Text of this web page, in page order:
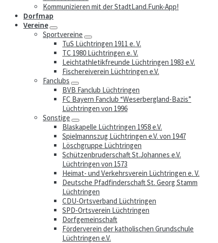
Kommunizieren mit der StadtLand.Funk-App!
Dorfmap
Vereine
Sportvereine
TuS Lüchtringen 1911 e. V.
TC 1980 Lüchtringen e. V.
Leichtathletikfreunde Lüchtringen 1983 e.V.
Fischereiverein Lüchtringen e.V.
Fanclubs
BVB Fanclub Lüchtringen
FC Bayern Fanclub “Weserbergland-Bazis”
Lüchtringen von 1996
Sonstige
Blaskapelle Lüchtringen 1958 e.V.
Spielmannszug Lüchtringen e.V. von 1947
Löschgruppe Lüchtringen
Schützenbruderschaft St.Johannes e.V.
Lüchtringen von 1573
Heimat- und Verkehrsverein Lüchtringen e. V.
Deutsche Pfadfinderschaft St. Georg Stamm
Lüchtringen
CDU-Ortsverband Lüchtringen
SPD-Ortsverein Lüchtringen
Dorfgemeinschaft
Förderverein der katholischen Grundschule
Lüchtringen e.V.